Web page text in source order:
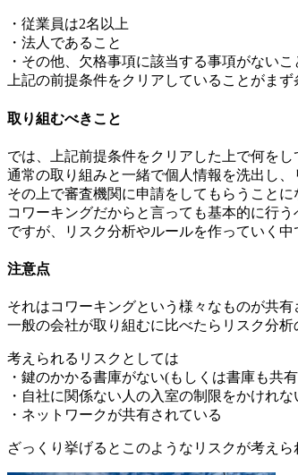
・従業員は2名以上
・法人であること
・その他、欠格事項に該当する事項がないこ
上記の前提条件をクリアしていることがまず
取り組むべきこと
では、上記前提条件をクリアした上で何を
通常の取り組みと一緒で個人情報を洗出し
その上で審査機関に申請をしてもらうことに
コワーキングだからと言っても基本的に行う
ですが、リスク分析やルールを作っていく
注意点
それはコワーキングという様々なものが共有
一般の会社が取り組むに比べたらリスク分
考えられるリスクとしては
・鍵のかかる書庫がない(もしくは書庫も共
・自社に関係ない人の入室の制限をかけれ
・ネットワークが共有されている
ざっくり挙げるとこのようなリスクが考えら